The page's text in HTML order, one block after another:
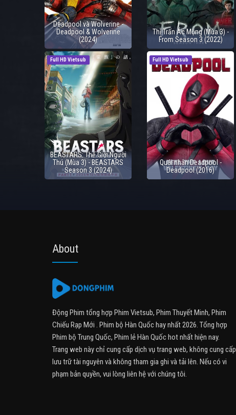
Deadpool và Wolverine -
Deadpool & Wolverine
(2024)
Thị Trấn Ác Mộng (Mùa 3) -
From Season 3 (2022)
Full HD Vietsub
BEASTARS: Thế Giới Người
Thú (Mùa 3) - BEASTARS
Season 3 (2024)
Full HD Vietsub
Quái nhân Deadpool -
Deadpool (2016)
About
Động Phim tổng hợp Phim Vietsub, Phim Thuyết Minh, Phim
Chiếu Rạp Mới . Phim bộ Hàn Quốc hay nhất 2026. Tổng hợp
Phim bộ Trung Quốc, Phim lẻ Hàn Quốc hot nhất hiện nay.
Trang web này chỉ cung cấp dịch vụ trang web, không cung cấp
lưu trữ tài nguyên và không tham gia ghi và tải lên. Nếu có vi
phạm bản quyền, vui lòng liên hệ với chúng tôi.